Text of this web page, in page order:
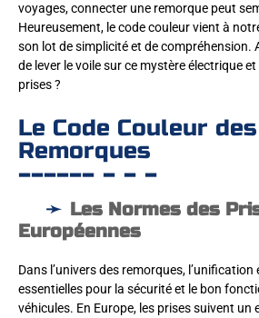
voyages, connecter une remorque peut
Heureusement, le code couleur vient à
son lot de simplicité et de compréhension.
de lever le voile sur ce mystère électrique
prises ?
Le Code Couleur
Remorques
Les Normes des
Européennes
Dans l’univers des remorques,
essentielles pour la sécurité et le bon
véhicules. En Europe, les prises suivent un